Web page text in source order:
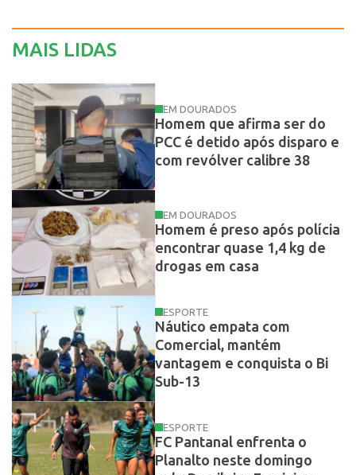
MAIS LIDAS
EM DOURADOS
Homem que afirma ser do
PCC é detido após disparo e
com revólver calibre 38
EM DOURADOS
Homem é preso após polícia
encontrar quase 1,4 kg de
drogas em casa
ESPORTE
Náutico empata com
Comercial, mantém
vantagem e conquista o Bi
Sub-13
ESPORTE
FC Pantanal enfrenta o
Planalto neste domingo